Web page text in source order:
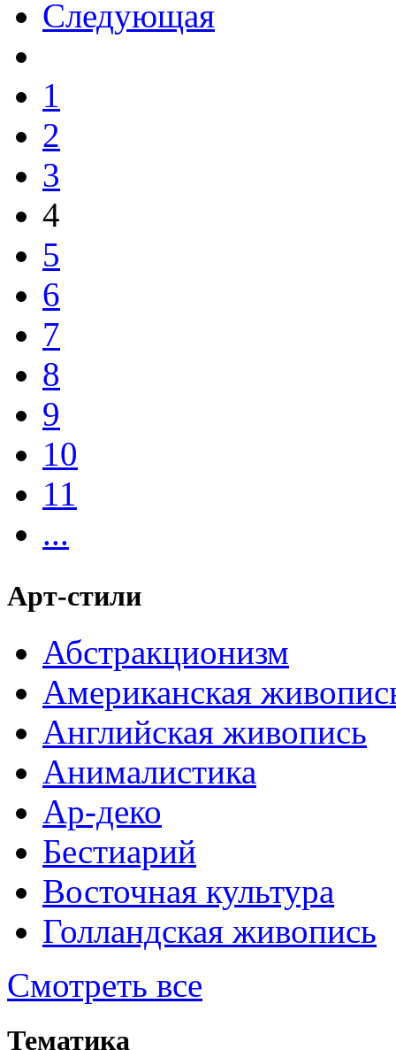
Следующая
1
2
3
4
5
6
7
8
9
10
11
...
Арт-стили
Абстракционизм
Американская
Английская живопись
Анималистика
Ар-деко
Бестиарий
Восточная культура
Голландская живопись
Смотреть все
Тематика